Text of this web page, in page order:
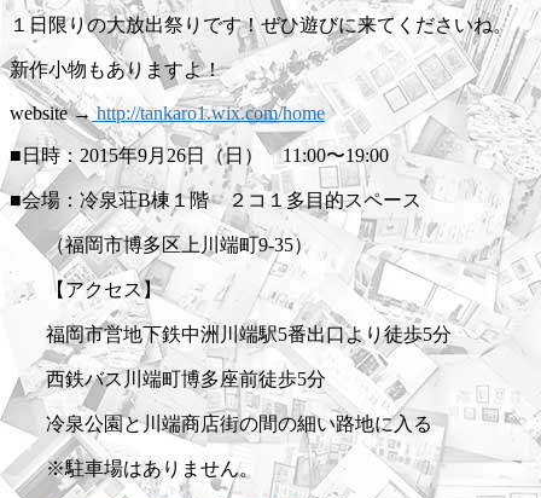
１日限りの大放出祭りです！ぜひ遊びに来てくださいね。
新作小物もありますよ！
website → http://tankaro1.wix.com/home
■日時：2015年9月26日（日） 11:00〜19:00
■会場：冷泉荘B棟１階 ２コ１多目的スペース
（福岡市博多区上川端町9-35）
【アクセス】
福岡市営地下鉄中洲川端駅5番出口より徒歩5分
西鉄バス川端町博多座前徒歩5分
冷泉公園と川端商店街の間の細い路地に入る
※駐車場はありません。